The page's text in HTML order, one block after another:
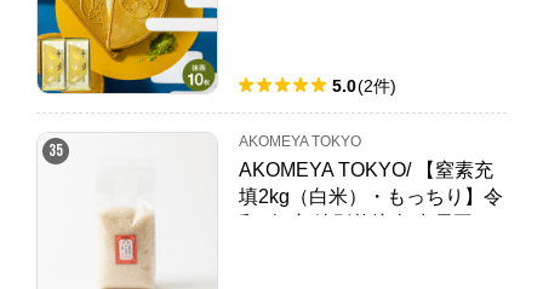
5.0(2件)
35 AKOMEYA TOKYO
AKOMEYA TOKYO/ 【窒素充
填2kg（白米）・もっちり】令